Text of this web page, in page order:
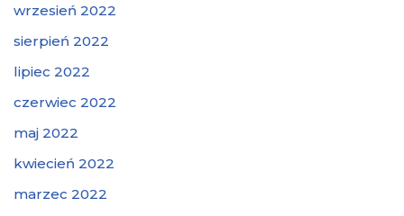
wrzesień 2022
sierpień 2022
lipiec 2022
czerwiec 2022
maj 2022
kwiecień 2022
marzec 2022